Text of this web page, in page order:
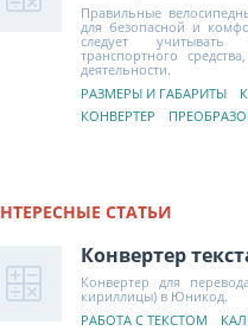
Правильные
для безопасной и
следует
транспортного
деятельности.
РАЗМЕРЫ И ГАБАРИТЫ
КОНВЕРТЕР
СТАТЬИ
Конвертер
Конвертер для
кириллицы) в Юникод.
РАБОТА С ТЕКСТОМ